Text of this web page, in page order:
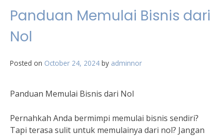
Panduan Memulai Bisnis dari
Nol
Posted on October 24, 2024 by adminnor
Panduan Memulai Bisnis dari Nol
Pernahkah Anda bermimpi memulai bisnis sendiri?
Tapi terasa sulit untuk memulainya dari nol? Jangan